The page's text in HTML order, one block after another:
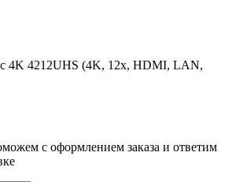
4K 4212UHS (4K, 12x, HDMI, LAN,
с оформлением заказа и ответим